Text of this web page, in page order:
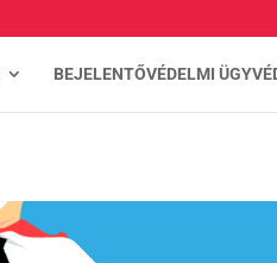
BEJELENTŐVÉDELMI